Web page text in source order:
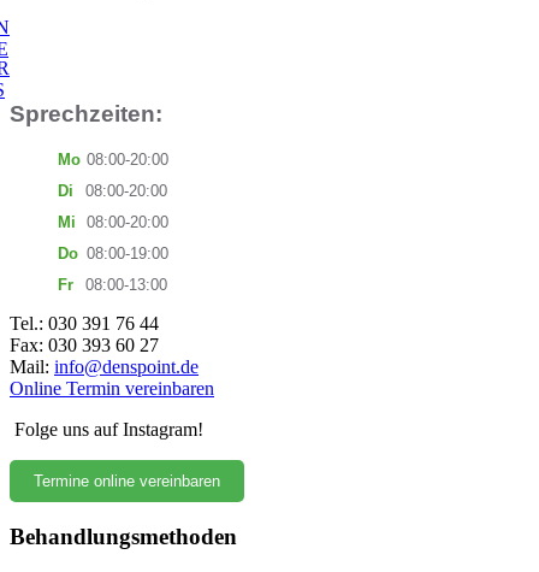
Sprechzeiten:
Mo 08:00-20:00
Di
08:00-20:00
Mi
08:00-20:00
Do 08:00-19:00
Fr
08:00-13:00
Tel.: 030 391 76 44
Fax: 030 393 60 27
Mail: info@denspoint.de
Online Termin vereinbaren
Folge uns auf Instagram!
Termine online vereinbaren
Behandlungsmethoden